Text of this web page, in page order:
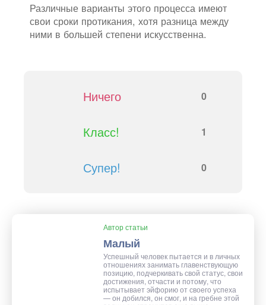
Различные варианты этого процесса имеют
свои сроки протикания, хотя разница между
ними в большей степени искусственна.
Ничего 0
Класс! 1
Супер! 0
Автор статьи
Малый
Успешный человек пытается и в личных
отношениях занимать главенствующую
позицию, подчеркивать свой статус, свои
достижения, отчасти и потому, что
испытывает эйфорию от своего успеха
— он добился, он смог, и на гребне этой